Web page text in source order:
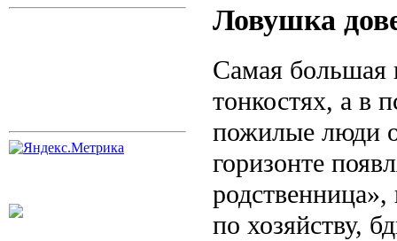
Ловушка
Самая большая
тонкостях, а в
пожилые люди
горизонте
по хозяйству,